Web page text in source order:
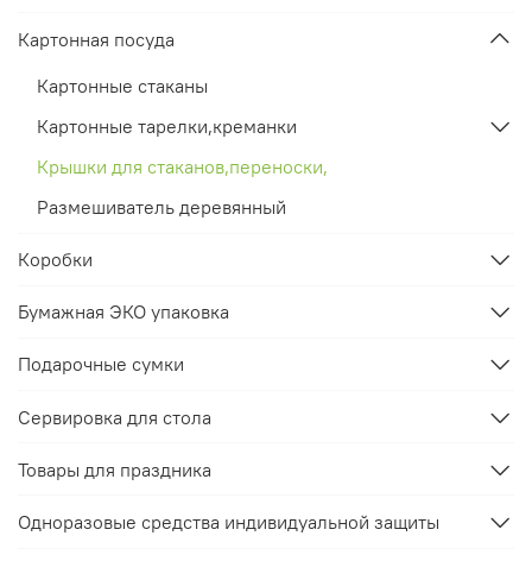
Картонная посуда
Картонные стаканы
Картонные тарелки,креманки
Крышки для стаканов,переноски,
Размешиватель деревянный
Коробки
Бумажная ЭКО упаковка
Подарочные сумки
Сервировка для стола
Товары для праздника
Одноразовые средства индивидуальной защиты